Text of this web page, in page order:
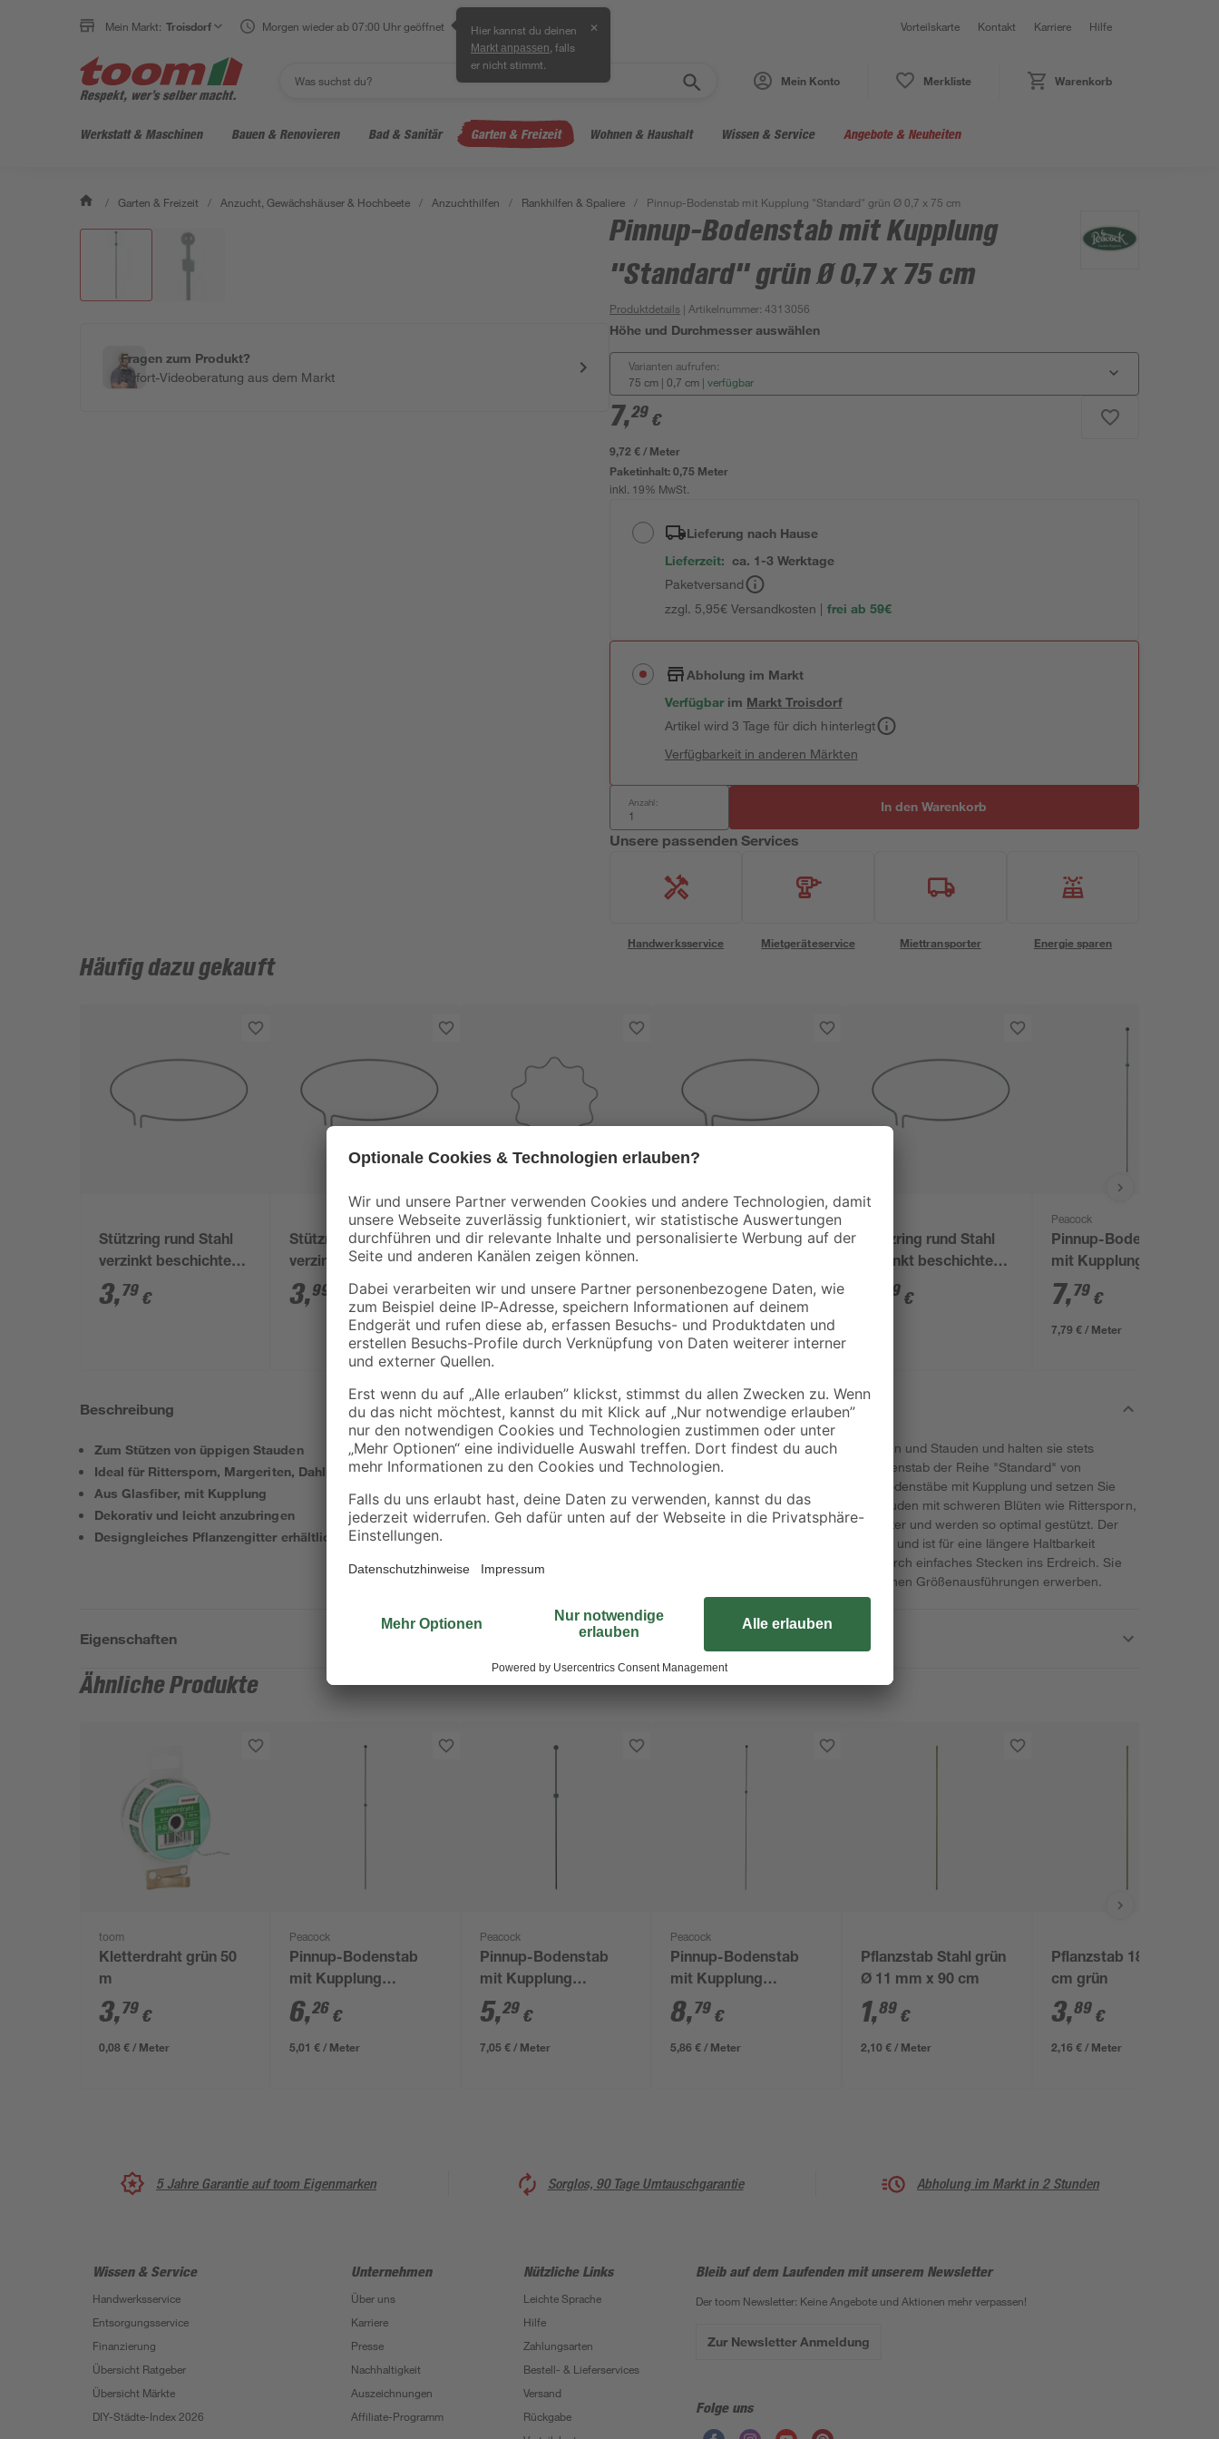
Mein Markt: Troisdorf Morgen wieder ab 07:00 Uhr geöffnet Hier kannst du deinen
Markt anpassen , falls
er nicht stimmt.
✕ Vorteilskarte Kontakt Karriere Hilfe
Mein Konto Merkliste Warenkorb
Werkstatt & Maschinen Bauen & Renovieren Bad & Sanitär Garten & Freizeit Wohnen & Haushalt Wissen & Service Angebote & Neuheiten
/ Garten & Freizeit / Anzucht, Gewächshäuser & Hochbeete / Anzuchthilfen / Rankhilfen & Spaliere / Pinnup-Bodenstab mit Kupplung "Standard" grün Ø 0,7 x 75 cm
Fragen zum Produkt?
Sofort-Videoberatung aus dem Markt
Pinnup-Bodenstab mit Kupplung
"Standard" grün Ø 0,7 x 75 cm
Produktdetails | Artikelnummer:4313056
Höhe und Durchmesser auswählen
Varianten aufrufen:
75 cm | 0,7 cm | verfügbar
7,29 €
9,72 € / Meter
Paketinhalt:0,75 Meter
inkl. 19% MwSt.
Lieferung nach Hause
Lieferzeit: ca. 1-3 Werktage
Paketversand
zzgl. 5,95€ Versandkosten | frei ab 59€
Abholung im Markt
Verfügbar im MarktTroisdorf
Artikel wird 3 Tage für dich hinterlegt
Verfügbarkeit in anderen Märkten
Anzahl: In den Warenkorb
Unsere passenden Services
Handwerksservice Mietgeräteservice Miettransporter Energie sparen
Häufig dazu gekauft
Stützring rund Stahl
verzinkt beschichtet
Ø 22 cm
3,79 €
Stützring rund Stahl
verzinkt beschichtet
Ø 32 cm
3,99
Peacock
Stützring
wellenförmig Stahl
verzinkt beschichtet
Ø 34 cm
3,99€
Stützring rund Stahl
Ø 38 cm
4,29€
Stützring rund Stahl
verzinkt beschichtet
Ø 15 cm
29 €
Peacock
Pinnup-Bodenstab
mit Kupplung
"Standard" grün Ø 0,7
x 100 cm
7,79 €
7,79 € / Meter
Beschreibung
Zum Stützen von üppigen Stauden
Ideal für Rittersporn, Margeriten, Dahlien etc.
Aus Glasfiber, mit Kupplung
Dekorativ und leicht anzubringen
Designgleiches Pflanzengitter erhältlich
Pinnup-Pflanzenstützen stabilisieren Ihre Pflanzen und Stauden und halten sie stets
zusammen. Die Basis hierfür ist der Pinnup-Bodenstab der Reihe "Standard" von
Peacock. Ergänzen Sie diesen durch weitere Bodenstäbe mit Kupplung und setzen Sie
das seriengleiche Pflanzengitter ein. Üppige Stauden mit schweren Blüten wie Rittersporn,
Margeriten, Dahlien etc. wachsen durch das Gitter und werden so optimal gestützt. Der
robuste Stab besteht aus hochwertiger Glasfiber und ist für eine längere Haltbarkeit
kunststoffbeschichtet. Die Befestigung erfolgt durch einfaches Stecken ins Erdreich. Sie
können den Pinnup-Bodenstab in unterschiedlichen Größenausführungen erwerben.
Eigenschaften
Ähnliche Produkte
toom
Kletterdraht grün 50
m
3,79 €
0,08 € / Meter
Peacock
Pinnup-Bodenstab
mit Kupplung
Glasfiber grün Ø 0,8 x
125 cm
6,26 €
5,01 € / Meter
Peacock
Pinnup-Bodenstab
mit Kupplung
Glasfiber grün Ø 0,8 x
75 cm
5,29 €
7,05 € / Meter
Peacock
Pinnup-Bodenstab
mit Kupplung
"Standard" grün Ø 0,7
x 150 cm
8,79 €
5,86 € / Meter
Pflanzstab Stahl grün
Ø 11 mm x 90 cm
1,89 €
2,10 € / Meter
Pflanzstab 180 x Ø 1,6
cm grün
3,89 €
2,16 € / Meter
5 Jahre Garantie auf toom Eigenmarken Sorglos, 90 Tage Umtauschgarantie Abholung im Markt in 2 Stunden
Wissen & Service
Handwerksservice
Entsorgungsservice
Finanzierung
Übersicht Ratgeber
Übersicht Märkte
DIY-Städte-Index 2026
Unternehmen
Über uns
Karriere
Presse
Nachhaltigkeit
Auszeichnungen
Affiliate-Programm
Nützliche Links
Leichte Sprache
Hilfe
Zahlungsarten
Bestell- & Lieferservices
Versand
Rückgabe
Bleib auf dem Laufenden mit unserem Newsletter
Der toom Newsletter: Keine Angebote und Aktionen mehr verpassen!
Zur Newsletter Anmeldung
Folge uns